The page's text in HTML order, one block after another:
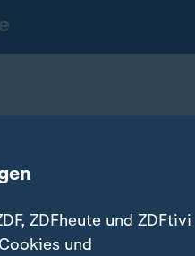
ZDFheute und ZDFtivi
und